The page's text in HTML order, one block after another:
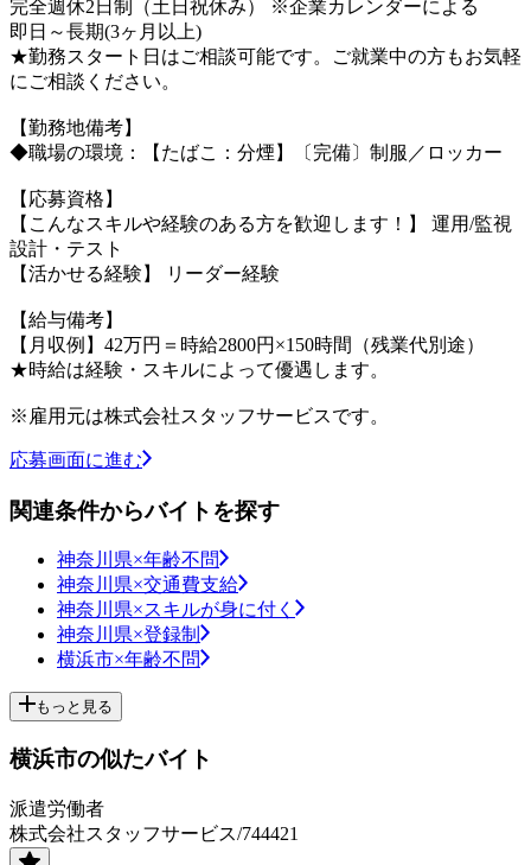
完全週休2日制（土日祝休み） ※企業カレンダーによる
即日～長期(3ヶ月以上)
★勤務スタート日はご相談可能です。ご就業中の方もお気軽
にご相談ください。
【勤務地備考】
◆職場の環境：【たばこ：分煙】〔完備〕制服／ロッカー
【応募資格】
【こんなスキルや経験のある方を歓迎します！】 運用/監視
設計・テスト
【活かせる経験】 リーダー経験
【給与備考】
【月収例】42万円＝時給2800円×150時間（残業代別途）
★時給は経験・スキルによって優遇します。
※雇用元は株式会社スタッフサービスです。
応募画面に進む
関連条件からバイトを探す
神奈川県×年齢不問
神奈川県×交通費支給
神奈川県×スキルが身に付く
神奈川県×登録制
横浜市×年齢不問
もっと見る
横浜市の似たバイト
派遣労働者
株式会社スタッフサービス/744421